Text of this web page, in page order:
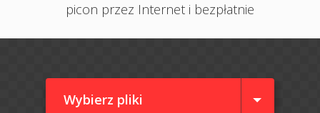
picon przez Internet i bezpłatnie
Wybierz pliki